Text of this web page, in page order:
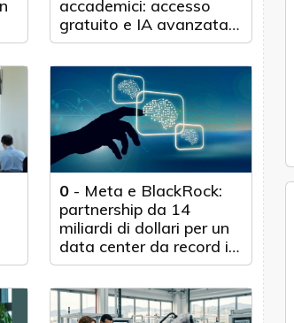
accademici: accesso
gratuito e IA avanzata
per 100.000 scienziati
0 - Meta e BlackRock:
partnership da 14
miliardi di dollari per un
data center da record in
Texas